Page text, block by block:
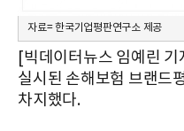
자료= 한국기업평판연구소 제공
[빅데이터뉴스 임예린
실시된 손해보험 브랜드
차지했다.